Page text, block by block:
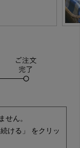
せん。
ける」 をクリッ